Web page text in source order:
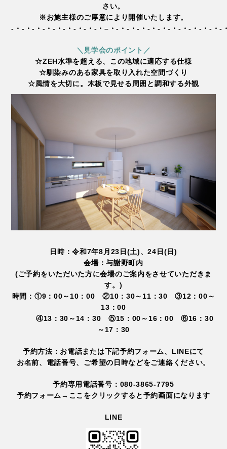
さい。
※お施主様のご厚意により開催いたします。
-・-・-・-・-・-・-・-・-・–・-・-・-・-・-・-・-・-・-・-・-
＼見学会のポイント／
☆ZEH水準を超える、この地域に適応する仕様
☆馴染みのある家具を取り入れた空間づくり
☆風情を大切に。木板で見せる周囲と調和する外観
日時：令和7年8月23日(土)、24日(日)
会場：与謝野町内
(ご予約をいただいた方に会場のご案内をさせていただきま
す。)
時間：①9：00～10：00 ②10：30～11：30 ③12：00～
13：00
④13：30～14：30 ⑤15：00～16：00 ⑥16：30
～17：30
予約方法：お電話または下記予約フォーム、LINEにて
お名前、電話番号、ご希望の日時などをご連絡ください。
予約専用電話番号：080-3865-7795
予約フォーム→ ここをクリックすると予約画面になります
LINE